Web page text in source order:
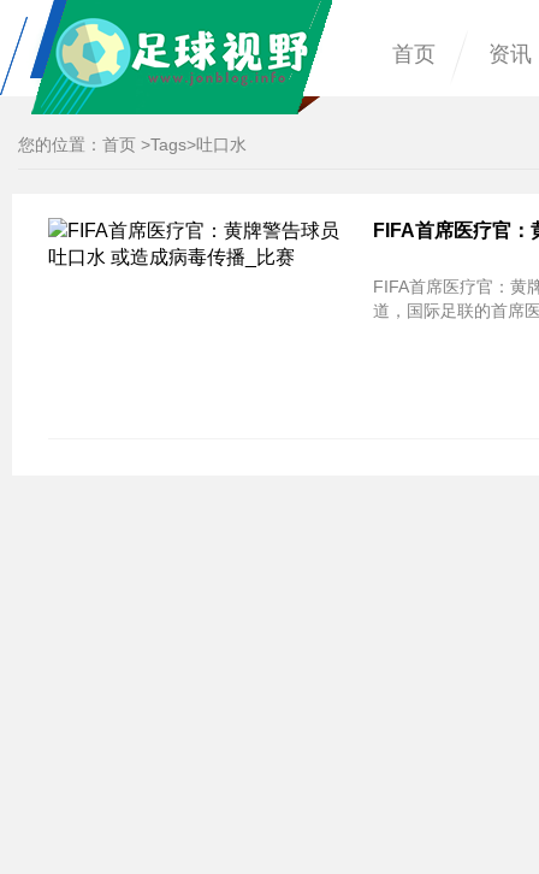
首页 资讯
您的位置： 首页 >Tags>吐口水
FIFA首席医疗官：
FIFA首席医疗官：黄
道，国际足联的首席